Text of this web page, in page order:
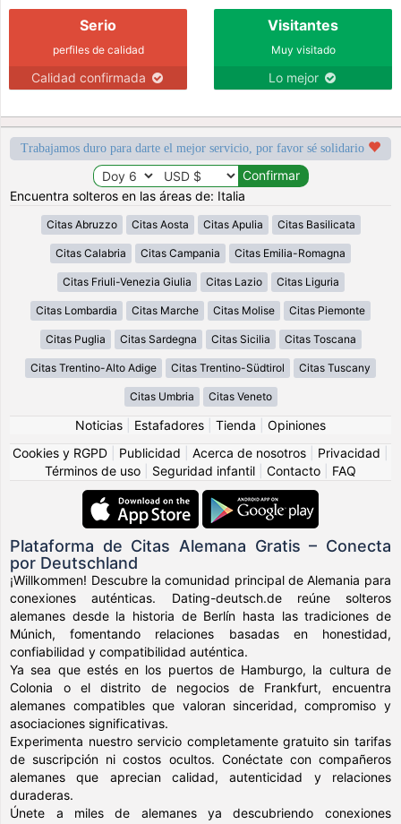
Serio
perfiles de calidad
Calidad confirmada
Visitantes
Muy visitado
Lo mejor
Trabajamos duro para darte el mejor servicio, por favor sé solidario
Encuentra solteros en las áreas de: Italia
Citas Abruzzo Citas Aosta Citas Apulia Citas Basilicata
Citas Calabria Citas Campania Citas Emilia-Romagna
Citas Friuli-Venezia Giulia Citas Lazio Citas Liguria
Citas Lombardia Citas Marche Citas Molise Citas Piemonte
Citas Puglia Citas Sardegna Citas Sicilia Citas Toscana
Citas Trentino-Alto Adige Citas Trentino-Südtirol Citas Tuscany
Citas Umbria Citas Veneto
Noticias Estafadores Tienda
Opiniones
Cookies y RGPD
Publicidad Acerca de nosotros Privacidad
Términos de uso
Seguridad infantil Contacto FAQ
Plataforma de Citas Alemana Gratis – Conecta
por Deutschland
¡Willkommen! Descubre la comunidad principal de Alemania para
conexiones auténticas. Dating-deutsch.de reúne solteros
alemanes desde la historia de Berlín hasta las tradiciones de
Múnich, fomentando relaciones basadas en honestidad,
confiabilidad y compatibilidad auténtica.
Ya sea que estés en los puertos de Hamburgo, la cultura de
Colonia o el distrito de negocios de Frankfurt, encuentra
alemanes compatibles que valoran sinceridad, compromiso y
asociaciones significativas.
Experimenta nuestro servicio completamente gratuito sin tarifas
de suscripción ni costos ocultos. Conéctate con compañeros
alemanes que aprecian calidad, autenticidad y relaciones
duraderas.
Únete a miles de alemanes ya descubriendo conexiones